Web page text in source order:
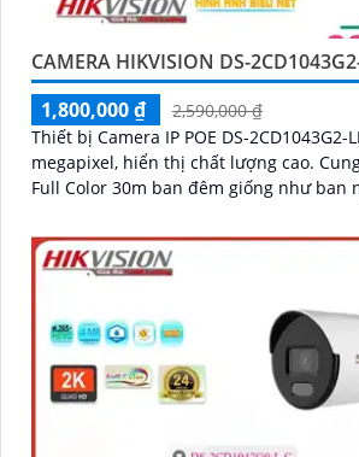
CAMERA HIKVISION DS-
1,800,000 ₫
2,590,000 ₫
Thiết bị Camera IP POE DS-2CD1043G2-
megapixel, hiển thị chất lượng cao. Cung cấp hình ảnh
Full Color 30m ban đêm giống như ban